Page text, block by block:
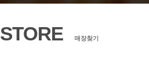
STORE 매장찾기